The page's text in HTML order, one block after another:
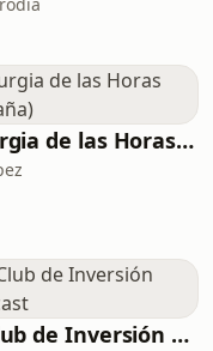
Liturgia de las Horas (España)
El Club de Inversión podcast